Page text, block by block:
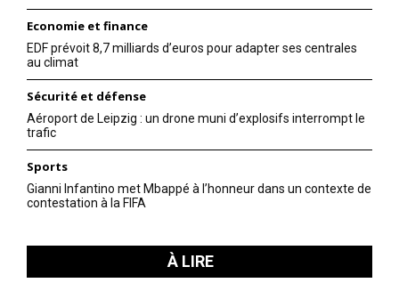
Economie et finance
EDF prévoit 8,7 milliards d’euros pour adapter ses centrales
au climat
Sécurité et défense
Aéroport de Leipzig : un drone muni d’explosifs interrompt le
trafic
Sports
Gianni Infantino met Mbappé à l’honneur dans un contexte de
contestation à la FIFA
À LIRE